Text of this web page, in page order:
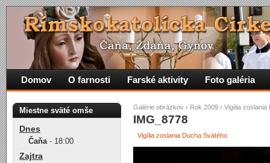
Galérie obrázkov › Rok 2009 › Vigília zoslania
IMG_8778
Vigília zoslania Ducha Svätého
Domov O farnosti Farské aktivity Foto galéria
Miestne sväté omše
Dnes
Čaňa- 18:00
Zajtra